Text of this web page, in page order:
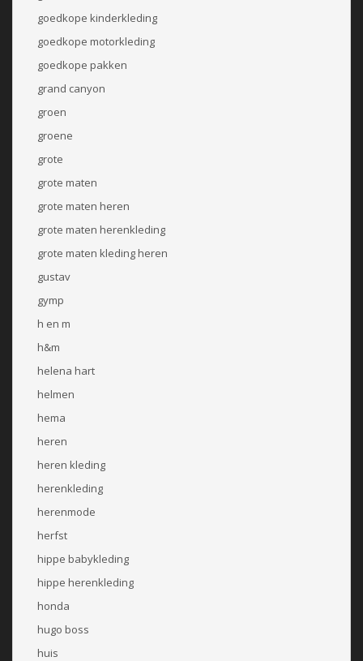
goedkope kinderkleding
goedkope motorkleding
goedkope pakken
grand canyon
groen
groene
grote
grote maten
grote maten heren
grote maten herenkleding
grote maten kleding heren
gustav
gymp
h en m
h&m
helena hart
helmen
hema
heren
heren kleding
herenkleding
herenmode
herfst
hippe babykleding
hippe herenkleding
honda
hugo boss
huis